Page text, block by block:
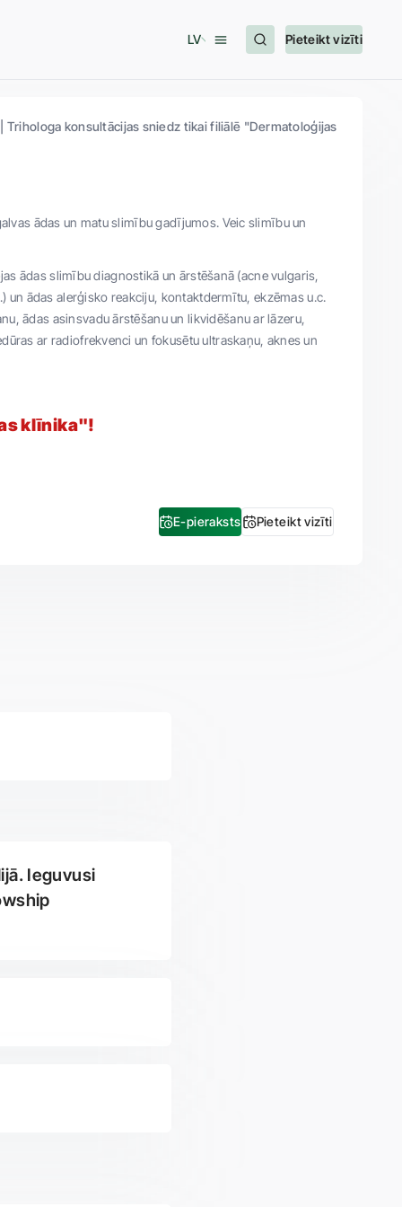
LV Pieteikt vizīti
Trihologa konsultācijas sniedz tikai filiālē "Dermatoloģijas
ādas un matu slimību gadījumos. Veic slimību un
ādas slimību diagnostikā un ārstēšanā (acne vulgaris,
ādas alerģisko reakciju, kontaktdermītu, ekzēmas u.c.
ādas asinsvadu ārstēšanu un likvidēšanu ar lāzeru,
ar radiofrekvenci un fokusētu ultraskaņu, aknes un
klīnika"!
E-pieraksts Pieteikt vizīti
Ieguvusi